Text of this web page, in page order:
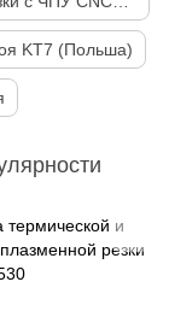
KT7 (Польша)